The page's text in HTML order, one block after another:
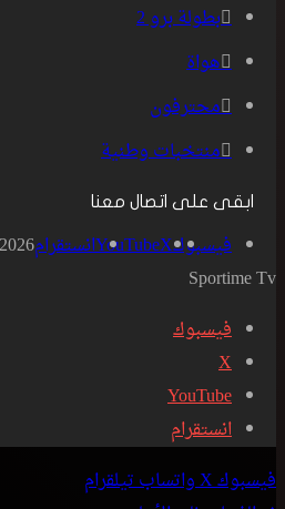
بطولة برو 2
هواة
محترفون
منتخبات وطنية
ابقى على اتصال معنا
فيسبوك‫X
‫YouTubeانستقرام
Sportime Tv
فيسبوك
‫X
‫YouTube
انستقرام
فيسبوك‫Xواتسابتيلقرام